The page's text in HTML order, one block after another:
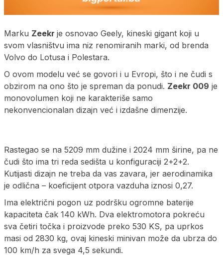
Marku Zeekr je osnovao Geely, kineski gigant koji u
svom vlasništvu ima niz renomiranih marki, od brenda
Volvo do Lotusa i Polestara.
O ovom modelu već se govori i u Evropi, što i ne čudi s
obzirom na ono što je spreman da ponudi. Zeekr 009 je
monovolumen koji ne karakteriše samo
nekonvencionalan dizajn već i izdašne dimenzije.
Rastegao se na 5209 mm dužine i 2024 mm širine, pa ne
čudi što ima tri reda sedišta u konfiguraciji 2+2+2.
Kutijasti dizajn ne treba da vas zavara, jer aerodinamika
je odlična – koeficijent otpora vazduha iznosi 0,27.
Ima električni pogon uz podršku ogromne baterije
kapaciteta čak 140 kWh. Dva elektromotora pokreću
sva četiri točka i proizvode preko 530 KS, pa uprkos
masi od 2830 kg, ovaj kineski minivan može da ubrza do
100 km/h za svega 4,5 sekundi.